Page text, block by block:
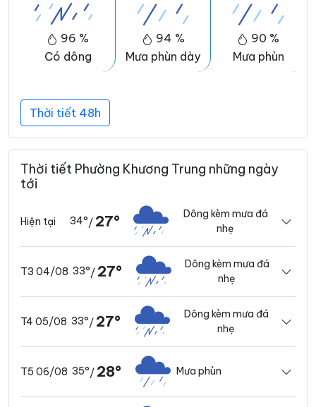
96 %
Có dông
94 %
Mưa phùn dày
90 %
Mưa phùn
Thời tiết 48h
Thời tiết Phường Khương Trung những ngày
tới
Hiện tại 34°/ 27°
Dông kèm mưa đá
nhẹ
T3 04/08 33°/ 27°
Dông kèm mưa đá
nhẹ
T4 05/08 33°/ 27°
Dông kèm mưa đá
nhẹ
T5 06/08 35°/ 28° Mưa phùn